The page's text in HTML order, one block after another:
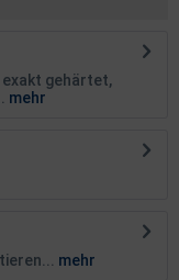
exakt gehärtet,
mehr
mehr